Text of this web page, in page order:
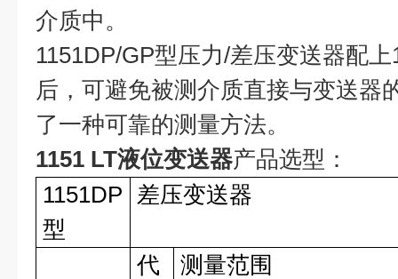
介质中。
1151DP/GP型压力/差压变送器配
后，可避免被测介质直接与变送器
了一种可靠的测量方法。
1151 LT液位变送器产品选型：
1151DP
型
差压变送器
代
测量范围